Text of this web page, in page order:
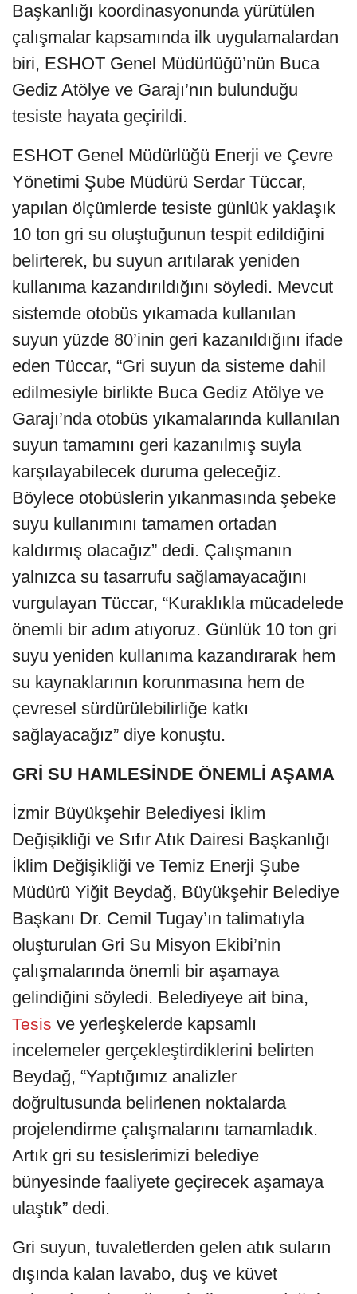
Başkanlığı koordinasyonunda yürütülen
çalışmalar kapsamında ilk uygulamalardan
biri, ESHOT Genel Müdürlüğü’nün Buca
Gediz Atölye ve Garajı’nın bulunduğu
tesiste hayata geçirildi.
ESHOT Genel Müdürlüğü Enerji ve Çevre
Yönetimi Şube Müdürü Serdar Tüccar,
yapılan ölçümlerde tesiste günlük yaklaşık
10 ton gri su oluştuğunun tespit edildiğini
belirterek, bu suyun arıtılarak yeniden
kullanıma kazandırıldığını söyledi. Mevcut
sistemde otobüs yıkamada kullanılan
suyun yüzde 80’inin geri kazanıldığını ifade
eden Tüccar, “Gri suyun da sisteme dahil
edilmesiyle birlikte Buca Gediz Atölye ve
Garajı’nda otobüs yıkamalarında kullanılan
suyun tamamını geri kazanılmış suyla
karşılayabilecek duruma geleceğiz.
Böylece otobüslerin yıkanmasında şebeke
suyu kullanımını tamamen ortadan
kaldırmış olacağız” dedi. Çalışmanın
yalnızca su tasarrufu sağlamayacağını
vurgulayan Tüccar, “Kuraklıkla mücadelede
önemli bir adım atıyoruz. Günlük 10 ton gri
suyu yeniden kullanıma kazandırarak hem
su kaynaklarının korunmasına hem de
çevresel sürdürülebilirliğe katkı
sağlayacağız” diye konuştu.
GRİ SU HAMLESİNDE ÖNEMLİ AŞAMA
İzmir Büyükşehir Belediyesi İklim
Değişikliği ve Sıfır Atık Dairesi Başkanlığı
İklim Değişikliği ve Temiz Enerji Şube
Müdürü Yiğit Beydağ, Büyükşehir Belediye
Başkanı Dr. Cemil Tugay’ın talimatıyla
oluşturulan Gri Su Misyon Ekibi’nin
çalışmalarında önemli bir aşamaya
gelindiğini söyledi. Belediyeye ait bina,
Tesis ve yerleşkelerde kapsamlı
incelemeler gerçekleştirdiklerini belirten
Beydağ, “Yaptığımız analizler
doğrultusunda belirlenen noktalarda
projelendirme çalışmalarını tamamladık.
Artık gri su tesislerimizi belediye
bünyesinde faaliyete geçirecek aşamaya
ulaştık” dedi.
Gri suyun, tuvaletlerden gelen atık suların
dışında kalan lavabo, duş ve küvet